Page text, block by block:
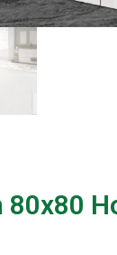
80x80